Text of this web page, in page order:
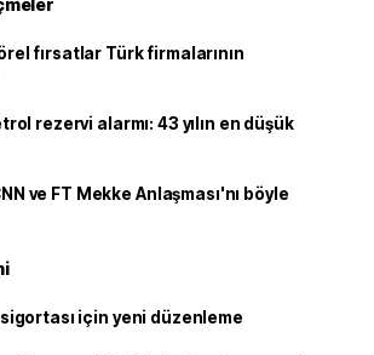
fırsatlar Türk firmalarının
rezervi alarmı: 43 yılın en düşük
ve FT Mekke Anlaşması'nı böyle
için yeni düzenleme